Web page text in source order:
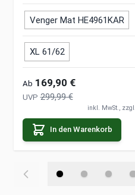
Venger Mat HE4961KAR
XL 61/62
Ab 169,90 €
UVP 299,99 €
inkl. MwSt., zzgl.
In den Warenkorb